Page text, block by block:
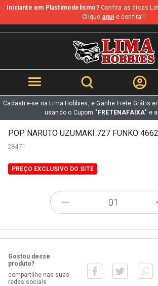
b
Iniciante em Plastimodelismo?Confira as dicas
Clique aqui e confira!!
Cadastre-se na Lima Hobbies, e Ganhe Frete Grátis
usando o Cupom "FRETENAFAIXA" e
POP NARUTO UZUMAKI 727 FUNKO
28471
PREÇO EXCLUSIVO DO SITE
-
Gostou desse
produto?
compartilhe nas suas
redes sociais